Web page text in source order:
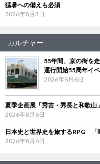
猛暑への備えも必須
2026年8月3日
カルチャー
55年間、京の街を
運行開始55周年イ
2026年8月6日
夏季企画展「秀吉・秀長と和歌
2026年8月6日
日本史と世界史を旅するRPG
2026年8月6日